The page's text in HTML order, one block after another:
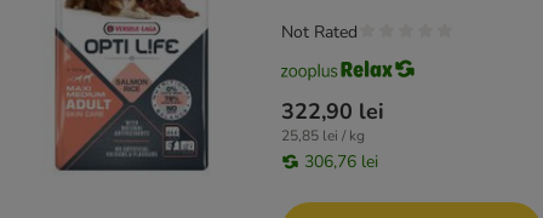
322,90 lei
25,85 lei / kg
306,76 lei
Not Rated